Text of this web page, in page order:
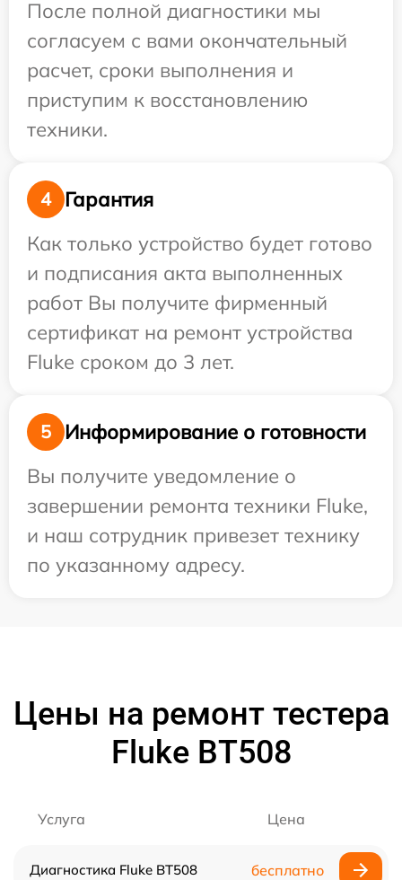
После полной диагностики мы
согласуем с вами окончательный
расчет, сроки выполнения и
приступим к восстановлению
техники.
4
Гарантия
Как только устройство будет готово
и подписания акта выполненных
работ Вы получите фирменный
сертификат на ремонт устройства
Fluke сроком до 3 лет.
5
Информирование о готовности
Вы получите уведомление о
завершении ремонта техники Fluke,
и наш сотрудник привезет технику
по указанному адресу.
Цены на ремонт тестера
Fluke BT508
Услуга Цена
Диагностика Fluke BT508 бесплатно